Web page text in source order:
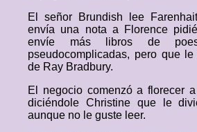
El señor Brundish lee
envía una nota a Florence
envíe más libros de
pseudocomplicadas, pero que
de Ray Bradbury.
El negocio comenzó a florecer
diciéndole Christine que le
aunque no le guste leer.